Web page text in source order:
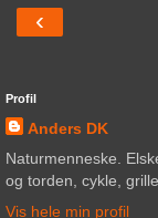
‹
Profil
Anders DK
Naturmenneske.
og torden, cykle,
Vis hele min profil